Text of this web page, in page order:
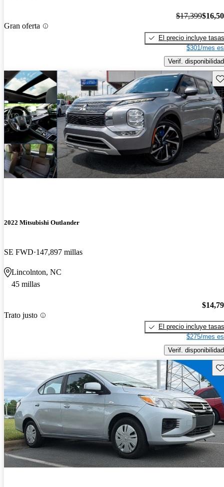
Gran oferta
$17,399
El precio incluye tasas
$301/mes
Verif. disponibilidad
2022 Mitsubishi Outlander
SE FWD 147,897 millas
Lincolnton, NC
45 millas
Trato justo
El precio incluye tasas
$275/mes
Verif. disponibilidad